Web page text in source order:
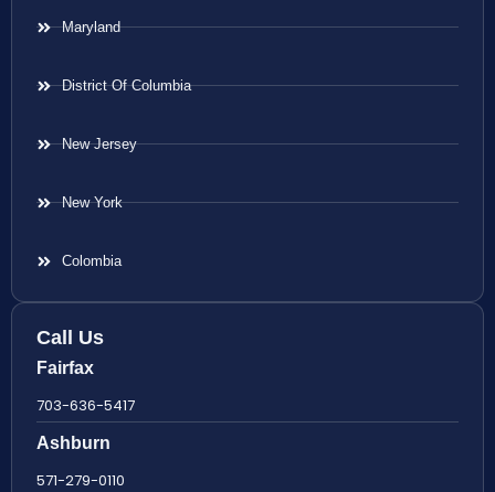
Maryland
District Of Columbia
New Jersey
New York
Colombia
Call Us
Fairfax
703-636-5417
Ashburn
571-279-0110